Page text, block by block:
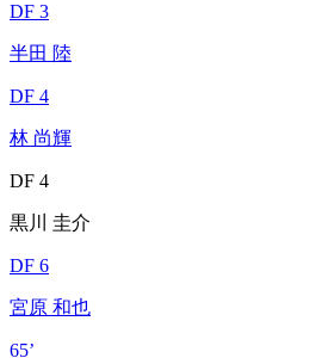
DF 3
半田 陸
DF 4
林 尚輝
DF 4
黒川 圭介
DF 6
宮原 和也
65’